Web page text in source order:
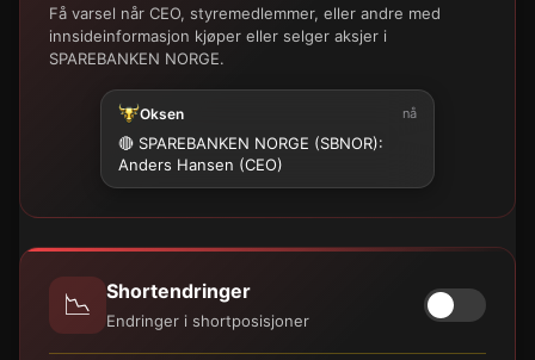
Få varsel når CEO, styremedlemmer, eller andre med
innsideinformasjon kjøper eller selger aksjer i
SPAREBANKEN NORGE.
Oksen nå
🔴 SPAREBANKEN NORGE (SBNOR):
Anders Hansen (CEO)
📉 Shortendringer
Endringer i shortposisjoner